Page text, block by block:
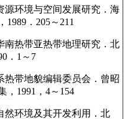
源环境与空间发展研究．海
1989．205～211
南热带亚热带地理研究．北
．1～7
热带地貌编辑委员会．曾昭
，1991，4～154
然环境及其开发利用．北